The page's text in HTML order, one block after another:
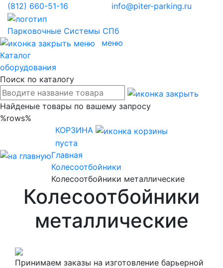
(812) 660-51-16 info@piter-parking.ru
Парковочные Системы СПб
меню
Каталог
оборудования
Поиск по каталогу
Найденые товары по вашему запросу
%rows%
КОРЗИНА
пуста
Главная
Колесоотбойники
Колесоотбойники металлические
Колесоотбойники
металлические
Принимаем заказы на изготовление барьерной